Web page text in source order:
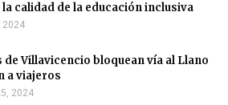
calidad de la educación inclusiva
2024
de Villavicencio bloquean vía al Llano
a viajeros
2024